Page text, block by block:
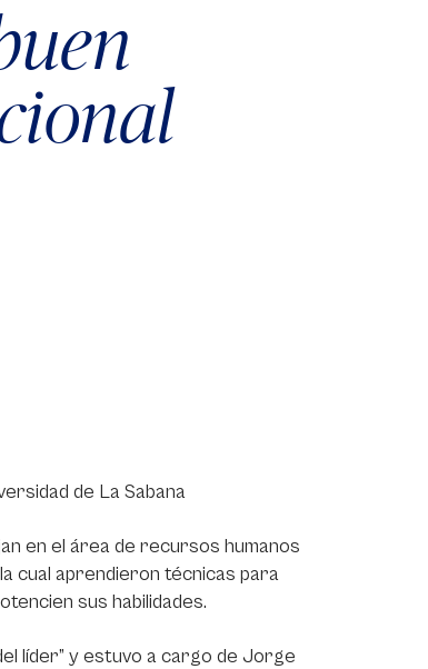
de La Sabana
en el área de recursos humanos
cual aprendieron técnicas para
sus habilidades.
líder” y estuvo a cargo de Jorge